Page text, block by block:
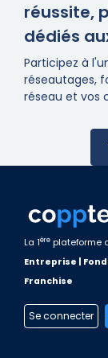
réussite,
dédiés
Participez à
réseautages,
réseau et vos
La 1ère plateforme
Entreprise |
Franchise
Se connecter